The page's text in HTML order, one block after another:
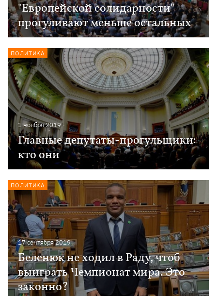
"Европейской солидарности"
прогуливают меньше остальных
1 ноября 2019
Главные депутаты-прогульщики:
кто они
ПОЛИТИКА
17 сентября 2019
Беленюк не ходил в Раду, чтоб
выиграть Чемпионат мира. Это
законно?
ПОЛИТИКА